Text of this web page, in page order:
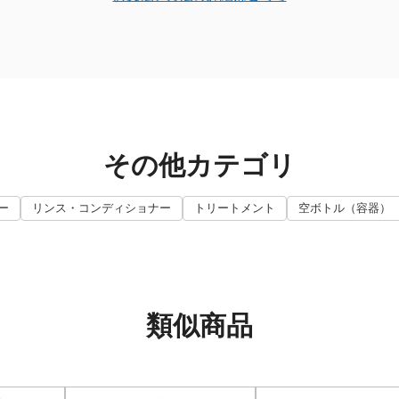
その他カテゴリ
リンス・コンディショナー トリートメント 空ボトル（容器）
類似商品